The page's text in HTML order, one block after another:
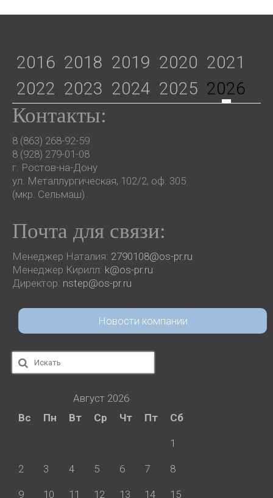
2016 2018 2019 2020 2021
2022 2023 2024 2025 2026
Контакты:
8 (863) 268-92-59
8 (928) 279-01-08
г. Ростов-на-Дону
ул. Металлургическая, 102/2, оф. 305
(мкр. Сельмаш)
Почта для связи:
Менеджер Наталия: 2790108@os-pr.ru
Менеджер Кирилл: k@os-pr.ru
Директор: nstep@os-pr.ru
Новости компании
Искать:
Август 2026
Вс
Пн Вт Ср Чт Пт Сб
1
2 3 4 5 6 7 8
9 10 11 12 13 14 15